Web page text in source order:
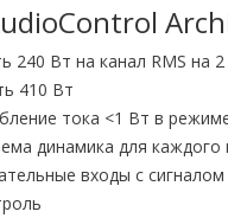
240 Вт на канал RMS на
410 Вт
тока <1 Вт в
динамика для
входы с